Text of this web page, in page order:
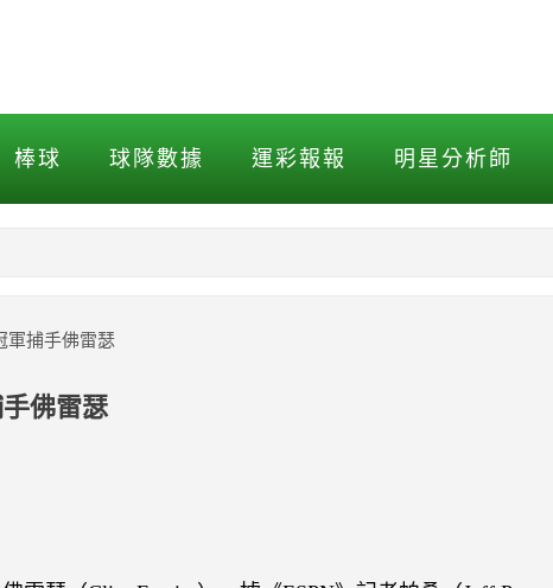
佛雷瑟
棒球 球隊數據 運彩報報 明星分析師
軍捕手佛雷瑟
佛雷瑟